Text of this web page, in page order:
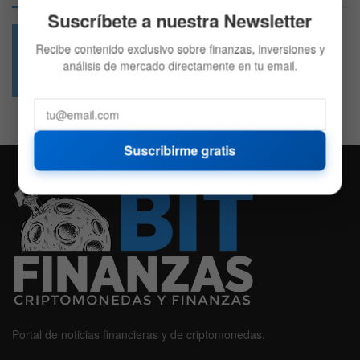
49.6k 4.7k
Portal de noticias financieras y de criptomonedas.
Suscríbete a nuestra Newsletter
Recibe contenido exclusivo sobre finanzas, inversiones y
análisis de mercado directamente en tu email.
Suscribirme gratis